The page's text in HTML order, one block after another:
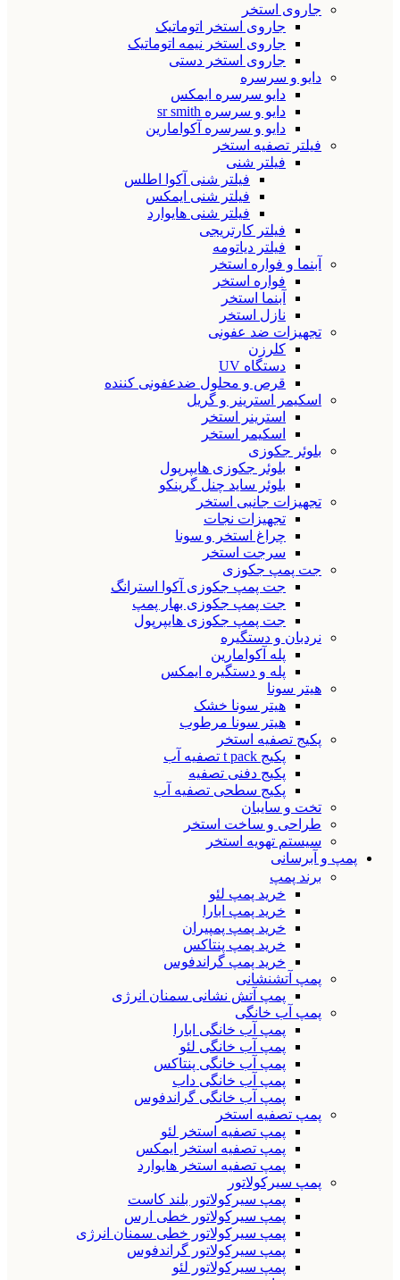
جاروی استخر
جاروی استخر اتوماتیک
جاروی استخر نیمه اتوماتیک
جاروی استخر دستی
دایو و سرسره
دایو سرسره ایمکس
دایو و سرسره sr smith
دایو و سرسره آکوامارین
فیلتر تصفیه استخر
فیلتر شنی
فیلتر شنی آکوا اطلس
فیلتر شنی ایمکس
فیلتر شنی هایوارد
فیلتر کارتریجی
فیلتر دیاتومه
آبنما و فواره استخر
فواره استخر
آبنما استخر
نازل استخر
تجهیزات ضد عفونی
کلرزن
دستگاه UV
قرص و محلول ضدعفونی کننده
اسکیمر استرینر و گریل
استرینر استخر
اسکیمر استخر
بلوئر جکوزی
بلوئر جکوزی هایپرپول
بلوئر ساید چنل گرینکو
تجهیزات جانبی استخر
تجهیزات نجات
چراغ استخر و سونا
سرجت استخر
جت پمپ جکوزی
جت پمپ جکوزی آکوا استرانگ
جت پمپ جکوزی بهار پمپ
جت پمپ جکوزی هایپرپول
نردبان و دستگیره
پله آکوامارین
پله و دستگیره ایمکس
هیتر سونا
هیتر سونا خشک
هیتر سونا مرطوب
پکیج تصفیه استخر
پکیج t pack تصفیه آب
پکیج دفنی تصفیه
پکیج سطحی تصفیه آب
تخت و سایبان
طراحی و ساخت استخر
سیستم تهویه استخر
پمپ و آبرسانی
برند پمپ
خرید پمپ لئو
خرید پمپ ابارا
خرید پمپ پمپیران
خرید پمپ پنتاکس
خرید پمپ گراندفوس
پمپ آتشنشانی
پمپ آتش نشانی سمنان انرژی
پمپ آب خانگی
پمپ آب خانگی ابارا
پمپ آب خانگی لئو
پمپ آب خانگی پنتاکس
پمپ آب خانگی داب
پمپ آب خانگی گراندفوس
پمپ تصفیه استخر
پمپ تصفیه استخر لئو
پمپ تصفیه استخر ایمکس
پمپ تصفیه استخر هایوارد
پمپ سیرکولاتور
پمپ سیرکولاتور بلند کاست
پمپ سیرکولاتور خطی ارس
پمپ سیرکولاتور خطی سمنان انرژی
پمپ سیرکولاتور گراندفوس
پمپ سیرکولاتور لئو